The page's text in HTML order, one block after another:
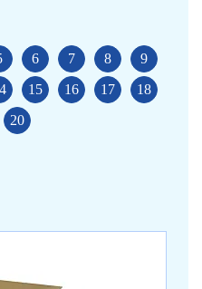
6 7 8
9
15 16 17
18
20